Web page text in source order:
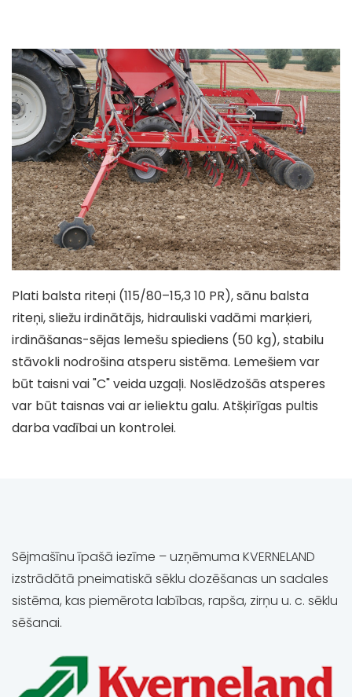
Plati balsta riteņi (115/80–15,3 10 PR), sānu balsta
riteņi, sliežu irdinātājs, hidrauliski vadāmi marķieri,
irdināšanas-sējas lemešu spiediens (50 kg), stabilu
stāvokli nodrošina atsperu sistēma. Lemešiem var
būt taisni vai "C" veida uzgaļi. Noslēdzošās atsperes
var būt taisnas vai ar ieliektu galu. Atšķirīgas pultis
darba vadībai un kontrolei.
Sējmašīnu īpašā iezīme – uzņēmuma KVERNELAND
izstrādātā pneimatiskā sēklu dozēšanas un sadales
sistēma, kas piemērota labības, rapša, zirņu u. c. sēklu
sēšanai.